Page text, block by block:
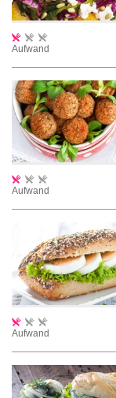
Aufwand
Aufwand
Aufwand